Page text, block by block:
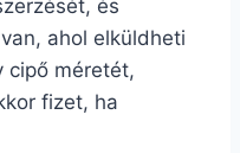
és
ahol elküldheti
cipő méretét,
fizet, ha